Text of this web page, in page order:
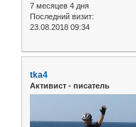
7 месяцев 4 дня
Последний визит:
23.08.2018 09:34
tka4
Активист - писатель